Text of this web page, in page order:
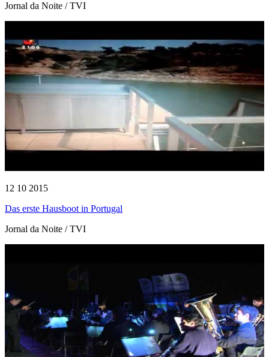
Jornal da Noite / TVI
12 10 2015
Das erste Hausboot in Portugal
Jornal da Noite / TVI